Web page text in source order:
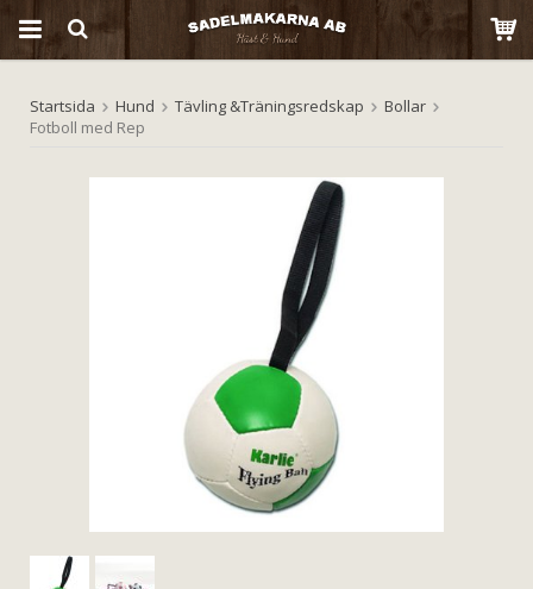
Produkten har blivit tillagd i varukorgen
Startsida Hund Tävling &Träningsredskap
Bollar
Fotboll med Rep